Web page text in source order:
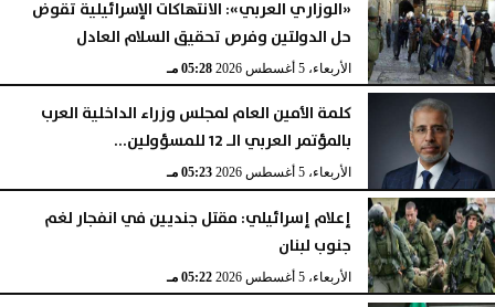
الأربعاء، 5 أغسطس 2026 06:17 مـ
«الوزاري العربي»: الانتهاكات الإسرائيلية تقوض
حل الدولتين وفرص تحقيق السلام العادل
الأربعاء، 5 أغسطس 2026 05:28 مـ
كلمة الأمين العام لمجلس وزراء الداخلية العرب
بالمؤتمر العربي الـ 12 للمسؤولين...
الأربعاء، 5 أغسطس 2026 05:23 مـ
إعلام إسرائيلي: مقتل جنديين في انفجار لغم
جنوب لبنان
الأربعاء، 5 أغسطس 2026 05:22 مـ